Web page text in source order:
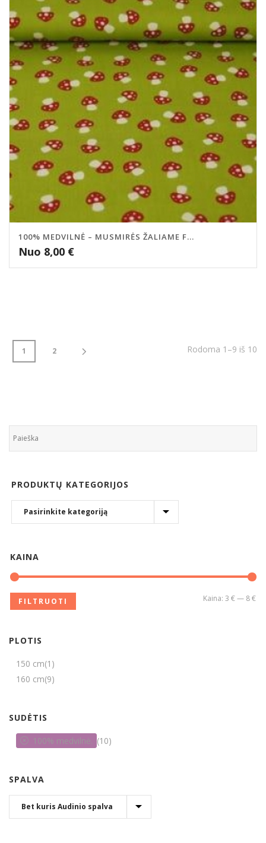
100% MEDVILNĖ – MUSMIRĖS ŽALIAME F...
Nuo 8,00 €
1 2 Rodoma 1–9 iš 10
PRODUKTŲ KATEGORIJOS
KAINA
FILTRUOTI Kaina: 3 €— 8 €
PLOTIS
150 cm(1)
160 cm(9)
SUDĖTIS
100% medvilnė. (10)
SPALVA